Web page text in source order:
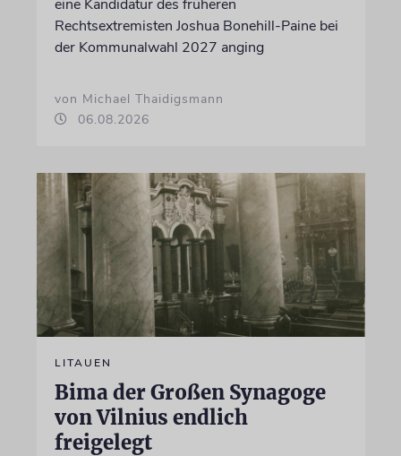
eine Kandidatur des früheren
Rechtsextremisten Joshua Bonehill-Paine bei
der Kommunalwahl 2027 anging
von Michael Thaidigsmann
06.08.2026
LITAUEN
Bima der Großen Synagoge
von Vilnius endlich
freigelegt